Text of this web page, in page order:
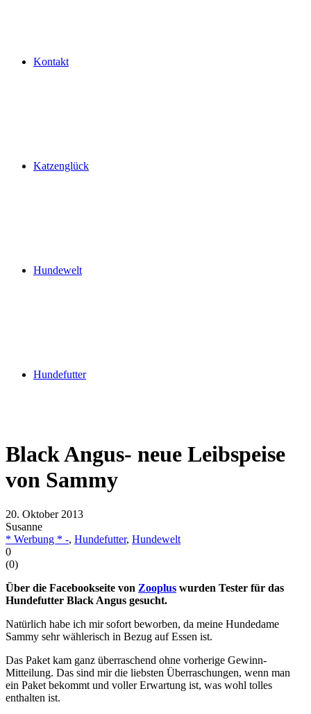
Kontakt
Katzenglück
Hundewelt
Hundefutter
Black Angus- neue Leibspeise
von Sammy
20. Oktober 2013
Susanne
* Werbung * -, Hundefutter, Hundewelt
0
(0)
Über die Facebookseite von Zooplus wurden Tester für das
Hundefutter Black Angus gesucht.
Natürlich habe ich mir sofort beworben, da meine Hundedame
Sammy sehr wählerisch in Bezug auf Essen ist.
Das Paket kam ganz überraschend ohne vorherige Gewinn-
Mitteilung. Das sind mir die liebsten Überraschungen, wenn man
ein Paket bekommt und voller Erwartung ist, was wohl tolles
enthalten ist.